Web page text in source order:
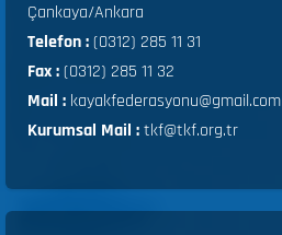
Çankaya/Ankara
Telefon :(0312) 285 11 31
Fax :(0312) 285 11 32
Mail : kayakfederasyonu@gmail.com
Kurumsal Mail :tkf@tkf.org.tr